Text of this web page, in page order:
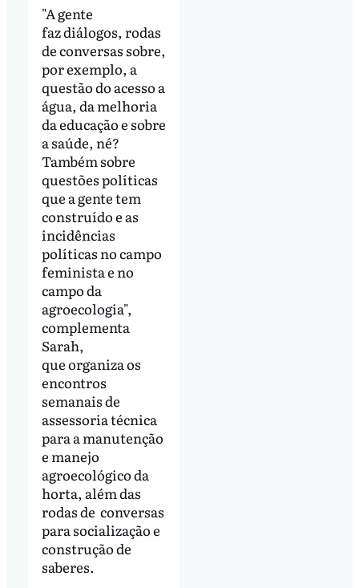
"A gente
faz diálogos, rodas
de conversas sobre,
por exemplo, a
questão do acesso a
água, da melhoria
da educação e sobre
a saúde, né?
Também sobre
questões políticas
que a gente tem
construído e as
incidências
políticas no campo
feminista e no
campo da
agroecologia",
complementa
Sarah,
que organiza os
encontros
semanais de
assessoria técnica
para a manutenção
e manejo
agroecológico da
horta, além das
rodas de conversas
para socialização e
construção de
saberes.